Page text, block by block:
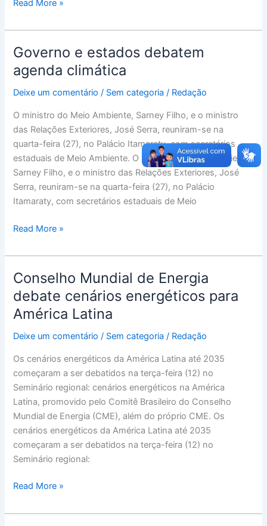
Read More »
Governo e estados debatem
agenda climática
Deixe um comentário / Sem categoria / Redação
O ministro do Meio Ambiente, Sarney Filho, e o ministro
das Relações Exteriores, José Serra, reuniram-se na
quarta-feira (27), no Palácio Itamaraty, com secretários
estaduais de Meio Ambiente. O ministro do Meio Ambiente,
Sarney Filho, e o ministro das Relações Exteriores, José
Serra, reuniram-se na quarta-feira (27), no Palácio
Itamaraty, com secretários estaduais de Meio
Governo
estados
debatem
Read More »
Conselho Mundial de Energia
debate cenários energéticos para
América Latina
Deixe um comentário / Sem categoria / Redação
Os cenários energéticos da América Latina até 2035
começaram a ser debatidos na terça-feira (12) no
Seminário regional: cenários energéticos na América
Latina, promovido pelo Comitê Brasileiro do Conselho
Mundial de Energia (CME), além do próprio CME. Os
cenários energéticos da América Latina até 2035
começaram a ser debatidos na terça-feira (12) no
Seminário regional:
Conselho
Mundial
de
Energia
debate
energéticos
para
América
Latina
Read More »